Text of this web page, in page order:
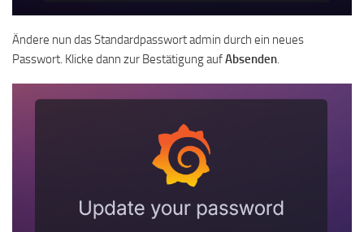
Ändere nun das Standardpasswort admin durch ein neues
Passwort. Klicke dann zur Bestätigung aufAbsenden.